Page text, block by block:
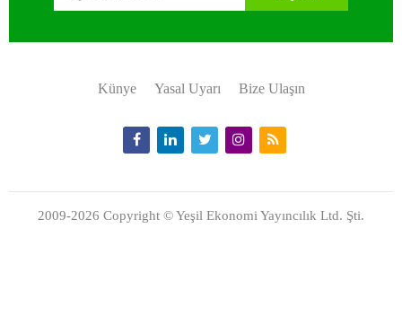
Künye Yasal Uyarı Bize Ulaşın
2009-2026 Copyright © Yeşil Ekonomi Yayıncılık Ltd. Şti.